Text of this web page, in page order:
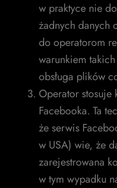
w praktyce nie
żadnych danych
do operatorom
warunkiem takich
obsługa plików
Operator stosuje
Facebooka. Ta
że serwis
w USA) wie, że
zarejestrowana
w tym wypadku